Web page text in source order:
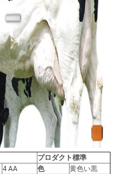
プロダクト標準
4 AA 色
黄色い黒